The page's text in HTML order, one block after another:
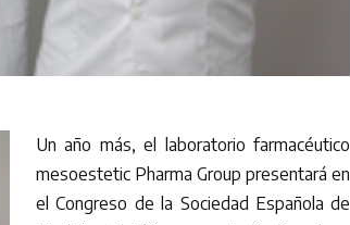
Un año más, el laboratorio farmacéutico
mesoestetic Pharma Group presentará en
el Congreso de la Sociedad Española de